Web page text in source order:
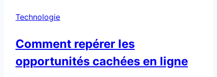
Technologie
Comment repérer les
opportunités cachées en ligne